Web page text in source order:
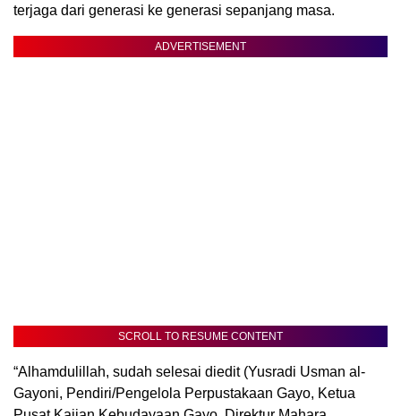
terjaga dari generasi ke generasi sepanjang masa.
ADVERTISEMENT
SCROLL TO RESUME CONTENT
“Alhamdulillah, sudah selesai diedit (Yusradi Usman al-
Gayoni, Pendiri/Pengelola Perpustakaan Gayo, Ketua